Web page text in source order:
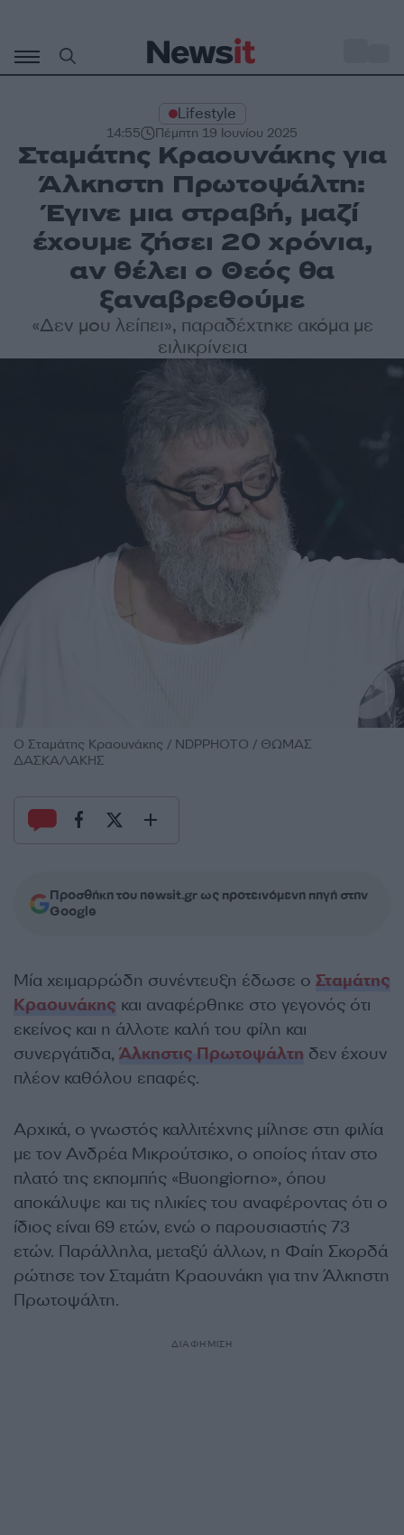
περιεχόμενο
Lifestyle
14:55 Πέμπτη 19 Ιουνίου 2025
Σταμάτης Κραουνάκης για
Άλκηστη Πρωτοψάλτη:
Έγινε μια στραβή, μαζί
έχουμε ζήσει 20 χρόνια,
αν θέλει ο Θεός θα
ξαναβρεθούμε
«Δεν μου λείπει», παραδέχτηκε ακόμα με
ειλικρίνεια
Ο Σταμάτης Κραουνάκης / NDPPHOTO / ΘΩΜΑΣ
ΔΑΣΚΑΛΑΚΗΣ
Προσθήκη του newsit.gr ως προτεινόμενη πηγή στην
Google
Μία χειμαρρώδη συνέντευξη έδωσε ο Σταμάτης
Κραουνάκης και αναφέρθηκε στο γεγονός ότι
εκείνος και η άλλοτε καλή του φίλη και
συνεργάτιδα, Άλκηστις Πρωτοψάλτη δεν έχουν
πλέον καθόλου επαφές.
Αρχικά, ο γνωστός καλλιτέχνης μίλησε στη φιλία
με τον Ανδρέα Μικρούτσικο, ο οποίος ήταν στο
πλατό της εκπομπής «Buongiorno», όπου
αποκάλυψε και τις ηλικίες του αναφέροντας ότι ο
ίδιος είναι 69 ετών, ενώ ο παρουσιαστής 73
ετών. Παράλληλα, μεταξύ άλλων, η Φαίη Σκορδά
ρώτησε τον Σταμάτη Κραουνάκη για την Άλκηστη
Πρωτοψάλτη.
ΔΙΑΦΗΜΙΣΗ